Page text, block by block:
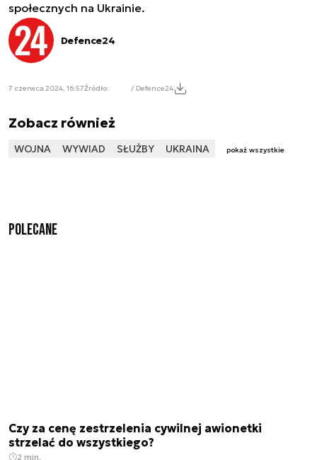
społecznych na Ukrainie.
Defence24
7 czerwca 2024, 16:57Źródło: / Defence24
Zobacz również
WOJNA WYWIAD SŁUŻBY UKRAINA pokaż wszystkie
Polecane
Czy za cenę zestrzelenia cywilnej awionetki
strzelać do wszystkiego?
2 min.